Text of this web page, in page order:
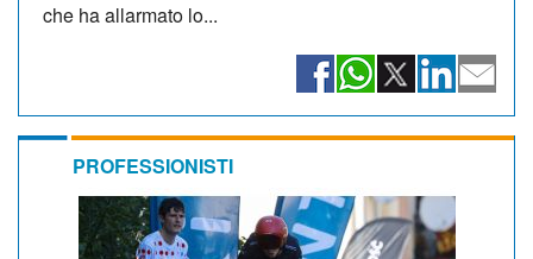
che ha allarmato lo...
PROFESSIONISTI